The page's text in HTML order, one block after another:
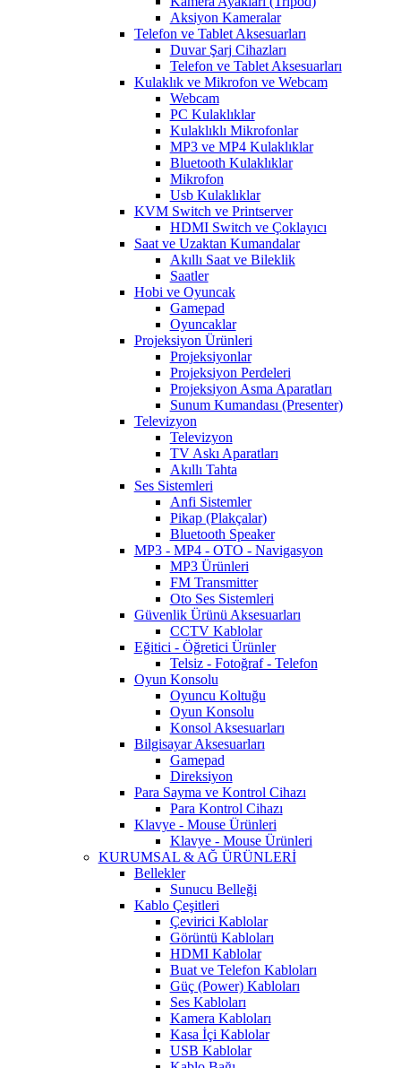
Aksiyon Kameralar
Telefon ve Tablet Aksesuarları
Duvar Şarj Cihazları
Telefon ve Tablet Aksesuarları
Kulaklık ve Mikrofon ve Webcam
Webcam
PC Kulaklıklar
Kulaklıklı Mikrofonlar
MP3 ve MP4 Kulaklıklar
Bluetooth Kulaklıklar
Mikrofon
Usb Kulaklıklar
KVM Switch ve Printserver
HDMI Switch ve Çoklayıcı
Saat ve Uzaktan Kumandalar
Akıllı Saat ve Bileklik
Saatler
Hobi ve Oyuncak
Gamepad
Oyuncaklar
Projeksiyon Ürünleri
Projeksiyonlar
Projeksiyon Perdeleri
Projeksiyon Asma Aparatları
Sunum Kumandası (Presenter)
Televizyon
Televizyon
TV Askı Aparatları
Akıllı Tahta
Ses Sistemleri
Anfi Sistemler
Pikap (Plakçalar)
Bluetooth Speaker
MP3 - MP4 - OTO - Navigasyon
MP3 Ürünleri
FM Transmitter
Oto Ses Sistemleri
Güvenlik Ürünü Aksesuarları
CCTV Kablolar
Eğitici - Öğretici Ürünler
Telsiz - Fotoğraf - Telefon
Oyun Konsolu
Oyuncu Koltuğu
Oyun Konsolu
Konsol Aksesuarları
Bilgisayar Aksesuarları
Gamepad
Direksiyon
Para Sayma ve Kontrol Cihazı
Para Kontrol Cihazı
Klavye - Mouse Ürünleri
Klavye - Mouse Ürünleri
KURUMSAL & AĞ ÜRÜNLERİ
Bellekler
Sunucu Belleği
Kablo Çeşitleri
Çevirici Kablolar
Görüntü Kabloları
HDMI Kablolar
Buat ve Telefon Kabloları
Güç (Power) Kabloları
Ses Kabloları
Kamera Kabloları
Kasa İçi Kablolar
USB Kablolar